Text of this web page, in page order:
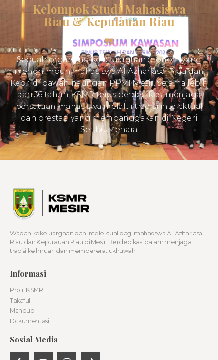
Kelompok Studi Mahasiswa
Riau & Kepulauan Riau
Sebuah organisasi kekeluargaan otonom yang
menghimpun mahasiswa Al-Azhar asal Riau dan
Kepri di bawah naungan PPMI Mesir. Selama lebih
dari 36 tahun, KSMR terus berdedikasi menjaga
persatuan mahasiswa melalui tradisi intelektual
dan prestasi yang membanggakan di Negeri
Seribu Menara
Wadah kekeluargaan dan intelektual bagi mahasiswa Al-Azhar asal
Riau dan Kepulauan Riau di Mesir. Berdedikasi dalam menjaga
tradisi keilmuan dan mempererat ukhuwah
Informasi
Profil KSMR
Takaful
Mandub
Dokumentasi
Sosial Media